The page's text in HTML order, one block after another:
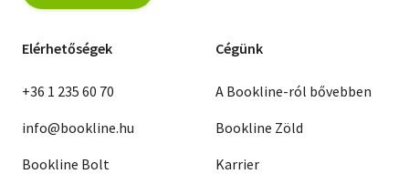
Elérhetőségek
+36 1 235 60 70
info@bookline.hu
Bookline Bolt
Cégünk
A Bookline-ról bővebben
Bookline Zöld
Karrier